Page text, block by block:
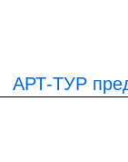
АРТ-ТУР